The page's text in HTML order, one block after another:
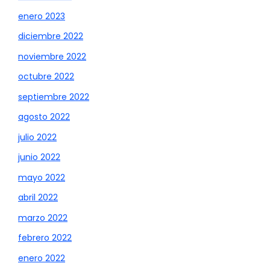
enero 2023
diciembre 2022
noviembre 2022
octubre 2022
septiembre 2022
agosto 2022
julio 2022
junio 2022
mayo 2022
abril 2022
marzo 2022
febrero 2022
enero 2022